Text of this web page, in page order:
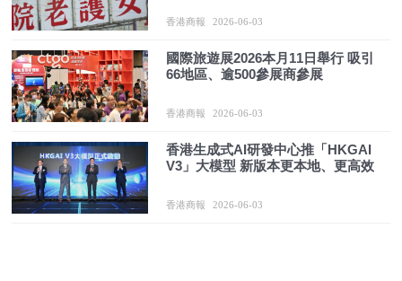
香港商報 2026-06-03
國際旅遊展2026本月11日舉行 吸引
66地區、逾500參展商參展
香港商報 2026-06-03
香港生成式AI研發中心推「HKGAI
V3」大模型 新版本更本地、更高效
香港商報 2026-06-03